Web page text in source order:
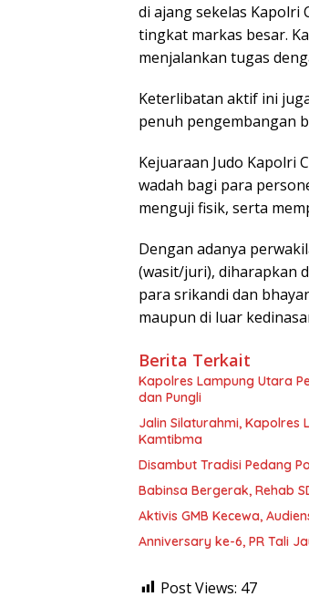
di ajang sekelas Kapolri
tingkat markas besar.
menjalankan tugas
Keterlibatan aktif ini
penuh pengembangan
Kejuaraan Judo Kapolri
wadah bagi para
menguji fisik, serta
Dengan adanya
(wasit/juri), diharapkan
para srikandi dan
maupun di luar
Berita Terkait
Kapolres Lampung Utara
dan Pungli
Jalin Silaturahmi, Kapolres
Kamtibma
Disambut Tradisi Pedang
Babinsa Bergerak, Rehab
Aktivis GMB Kecewa,
Anniversary ke-6, PR Tali
Post Views: 47